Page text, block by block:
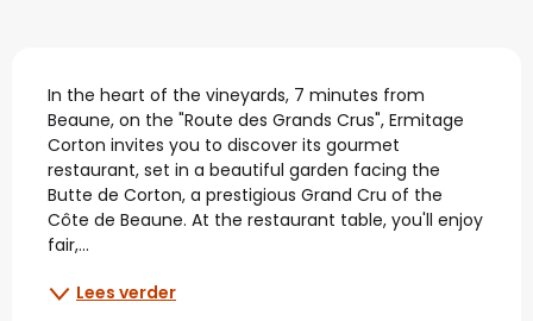
Beschrijving
In the heart of the vineyards, 7 minutes from
Beaune, on the "Route des Grands Crus", Ermitage
Corton invites you to discover its gourmet
restaurant, set in a beautiful garden facing the
Butte de Corton, a prestigious Grand Cru of the
Côte de Beaune. At the restaurant table, you'll enjoy
fair,...
Lees verder